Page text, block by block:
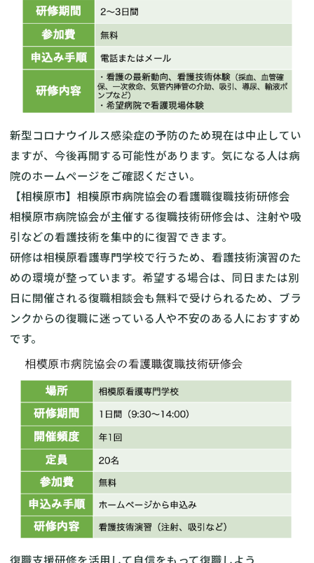
新型コロナウイルス感染症の予防のため現在は中止してい
ますが、今後再開する可能性があります。気になる人は病
院のホームページをご確認ください。
【相模原市】相模原市病院協会の看護職復職技術研修会
相模原市病院協会が主催する復職技術研修会は、注射や吸
引などの看護技術を集中的に復習できます。
研修は相模原看護専門学校で行うため、看護技術演習のた
めの環境が整っています。希望する場合は、同日または別
日に開催される復職相談会も無料で受けられるため、ブラ
ンクからの復職に迷っている人や不安のある人におすすめ
です。
復職支援研修を活用して自信をもって復職しよう